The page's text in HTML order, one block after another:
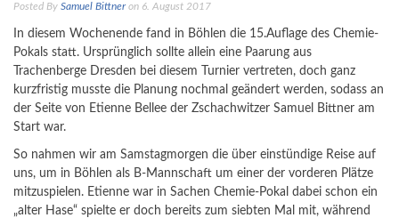
Posted By Samuel Bittneron 6. August 2017
In diesem Wochenende fand in Böhlen die 15.Auflage des Chemie-
Pokals statt. Ursprünglich sollte allein eine Paarung aus
Trachenberge Dresden bei diesem Turnier vertreten, doch ganz
kurzfristig musste die Planung nochmal geändert werden, sodass an
der Seite von Etienne Bellee der Zschachwitzer Samuel Bittner am
Start war.
So nahmen wir am Samstagmorgen die über einstündige Reise auf
uns, um in Böhlen als B-Mannschaft um einer der vorderen Plätze
mitzuspielen. Etienne war in Sachen Chemie-Pokal dabei schon ein
„alter Hase“ spielte er doch bereits zum siebten Mal mit, während